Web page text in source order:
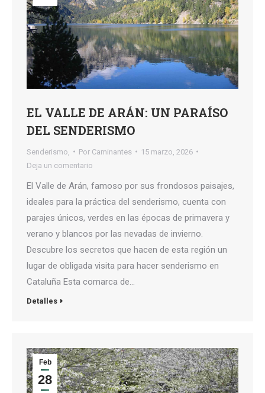
EL VALLE DE ARÁN: UN PARAÍSO
DEL SENDERISMO
Senderismo, Por Caminantes
15 marzo, 2026
Deja un comentario
El Valle de Arán, famoso por sus frondosos paisajes,
ideales para la práctica del senderismo, cuenta con
parajes únicos, verdes en las épocas de primavera y
verano y blancos por las nevadas de invierno.
Descubre los secretos que hacen de esta región un
lugar de obligada visita para hacer senderismo en
Cataluña Esta comarca de…
Detalles
Feb
28